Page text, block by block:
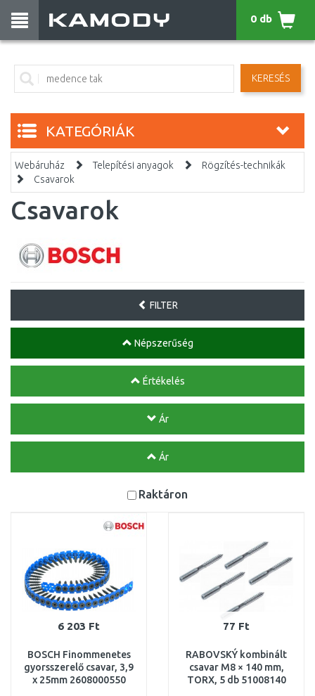
KERESÉS
0 db
KATEGÓRIÁK
Webáruház Telepítési anyagok
Rögzítés-technikák
Csavarok
Csavarok
FILTER
Népszerűség
Értékelés
Ár
Ár
Raktáron
6 203 Ft
BOSCH Finommenetes
gyorsszerelő csavar, 3,9
x 25mm 2608000550
77 Ft
RABOVSKÝ kombinált
csavar M8 × 140 mm,
TORX, 5 db 51008140